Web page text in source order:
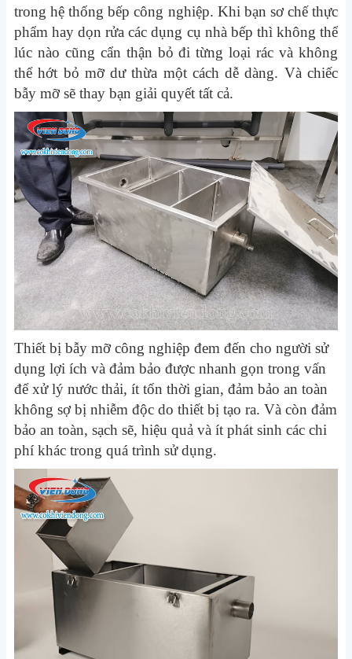
trong hệ thống bếp công nghiệp. Khi bạn sơ chế thực
phẩm hay dọn rửa các dụng cụ nhà bếp thì không thể
lúc nào cũng cẩn thận bỏ đi từng loại rác và không
thể hớt bỏ mỡ dư thừa một cách dễ dàng. Và chiếc
bẫy mỡ sẽ thay bạn giải quyết tất cả.
Thiết bị bẫy mỡ công nghiệp đem đến cho người sử
dụng lợi ích và đảm bảo được nhanh gọn trong vấn
để xử lý nước thải, ít tốn thời gian, đảm bảo an toàn
không sợ bị nhiễm độc do thiết bị tạo ra. Và còn đảm
bảo an toàn, sạch sẽ, hiệu quả và ít phát sinh các chi
phí khác trong quá trình sử dụng.